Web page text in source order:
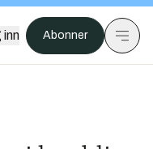
inn Abonner